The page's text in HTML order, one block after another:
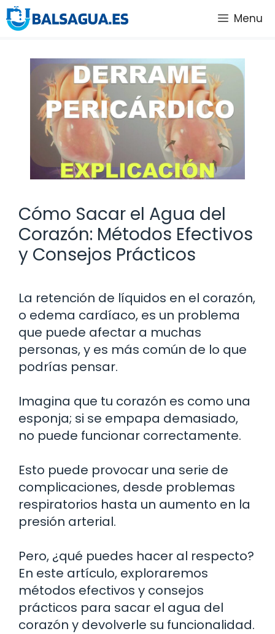
Saltar
al
Menu
Cómo Sacar el Agua del
Corazón: Métodos Efectivos
y Consejos Prácticos
La retención de líquidos en el corazón,
o edema cardíaco, es un problema
que puede afectar a muchas
personas, y es más común de lo que
podrías pensar.
Imagina que tu corazón es como una
esponja; si se empapa demasiado,
no puede funcionar correctamente.
Esto puede provocar una serie de
complicaciones, desde problemas
respiratorios hasta un aumento en la
presión arterial.
Pero, ¿qué puedes hacer al respecto?
En este artículo, exploraremos
métodos efectivos y consejos
prácticos para sacar el agua del
corazón y devolverle su funcionalidad.